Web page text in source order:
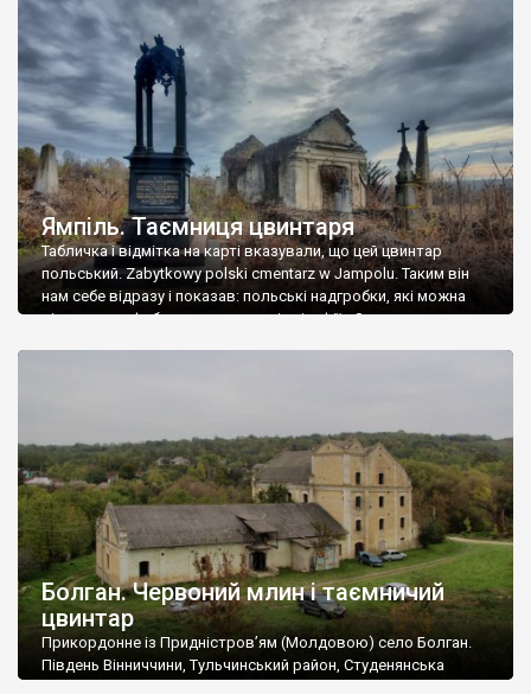
Ямпіль. Таємниця цвинтаря
Табличка і відмітка на карті вказували, що цей цвинтар
польський. Zabytkowy polski cmentarz w Jampolu. Таким він
нам себе відразу і показав: польські надгробки, які можна
віднести до фабричних, польські епітафії… Загалом цвинтар
Болган. Червоний млин і таємничий
цвинтар
Прикордонне із Придністров’ям (Молдовою) село Болган.
Південь Вінниччини, Тульчинський район, Студенянська